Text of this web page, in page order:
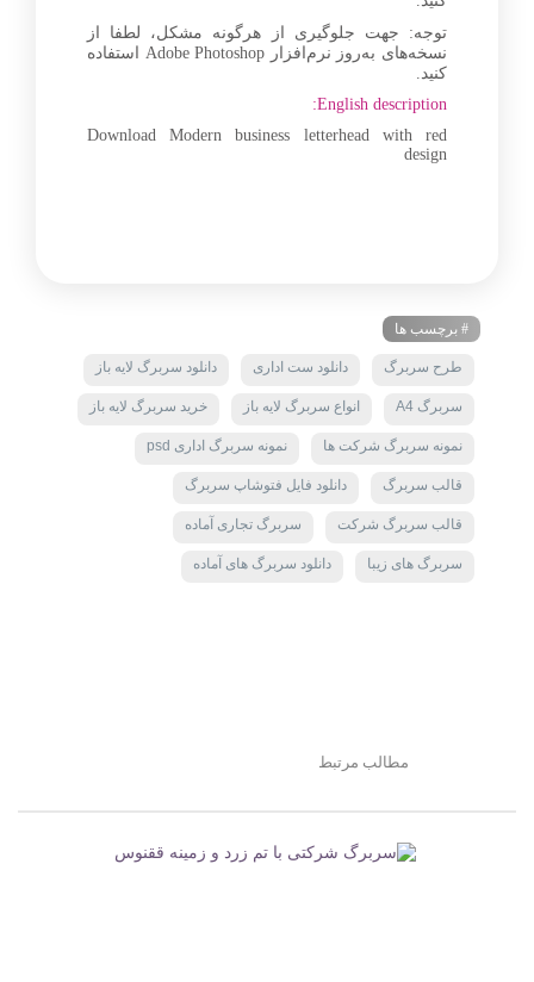
توجه: جهت جلوگیری از هرگونه مشکل، لطفا از
نسخه‌های به‌روز نرم‌افزار Adobe Photoshop استفاده
کنید.
English description:
Download Modern business letterhead with red
design
# برچسب ها
طرح سربرگ دانلود ست اداری دانلود سربرگ لایه باز
سربرگ A4 انواع سربرگ لایه باز خرید سربرگ لایه باز
نمونه سربرگ شرکت ها نمونه سربرگ اداری psd
قالب سربرگ دانلود فایل فتوشاپ سربرگ
قالب سربرگ شرکت سربرگ تجاری آماده
سربرگ های زیبا دانلود سربرگ های آماده
مطالب مرتبط